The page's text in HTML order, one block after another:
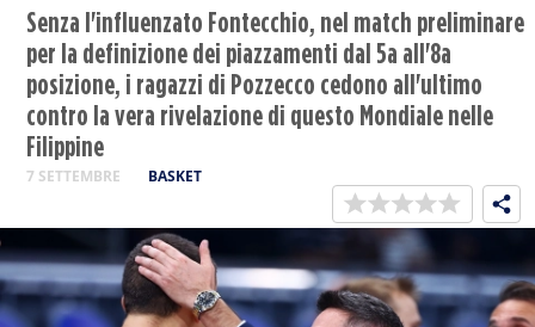
Senza l'influenzato Fontecchio, nel match preliminare
per la definizione dei piazzamenti dal 5a all'8a
posizione, i ragazzi di Pozzecco cedono all'ultimo
contro la vera rivelazione di questo Mondiale nelle
Filippine
7 SETTEMBRE BASKET